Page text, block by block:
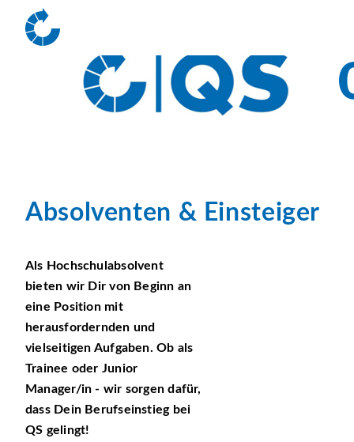
Absolventen & Einsteiger
Als Hochschulabsolvent
bieten wir Dir von Beginn an
eine Position mit
herausfordernden und
vielseitigen Aufgaben. Ob als
Trainee oder Junior
Manager/in - wir sorgen dafür,
dass Dein Berufseinstieg bei
QS gelingt!